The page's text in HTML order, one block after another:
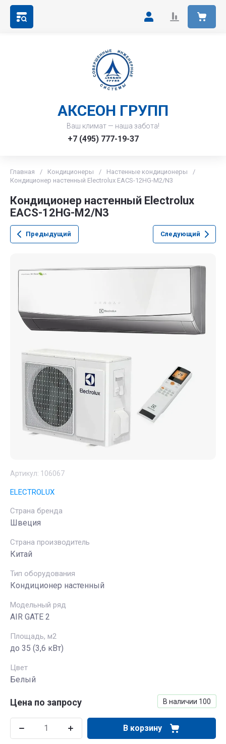
АКСЕОН ГРУПП
Ваш климат — наша забота!
+7 (495) 777-19-37
Главная / Кондиционеры / Настенные кондиционеры
/
Кондиционер настенный Electrolux EACS-12HG-M2/N3
Кондиционер настенный Electrolux
EACS-12HG-M2/N3
Предыдущий Следующий
Артикул: 106067
ELECTROLUX
Страна бренда
Швеция
Страна производитель
Китай
Тип оборудования
Кондиционер настенный
Модельный ряд
AIR GATE 2
Площадь, м2
до 35 (3,6 кВт)
Цвет
Белый
В наличии 100
Цена по запросу
В корзину